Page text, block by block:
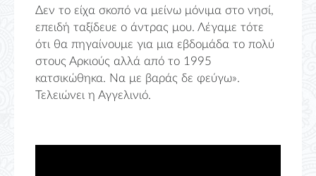
Δεν το είχα σκοπό να μείνω μόνιμα στο νησί,
επειδή ταξίδευε ο άντρας μου. Λέγαμε τότε
ότι θα πηγαίνουμε για μια εβδομάδα το πολύ
στους Αρκιούς αλλά από το 1995
κατσικώθηκα. Να με βαράς δε φεύγω».
Τελειώνει η Αγγελινιό.